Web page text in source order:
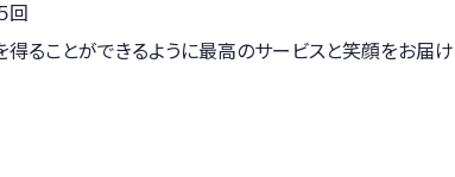
回
ることができるように最高のサービスと笑顔をお届け